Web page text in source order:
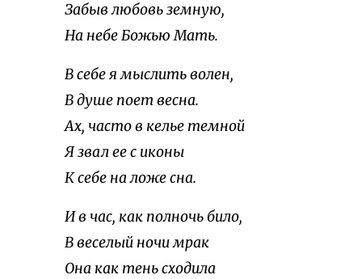
Забыв любовь земную,
На небе Божью Мать.
В себе я мыслить волен,
В душе поет весна.
Ах, часто в келье темной
Я звал ее с иконы
К себе на ложе сна.
И в час, как полночь било,
В веселый ночи мрак
Она как тень сходила